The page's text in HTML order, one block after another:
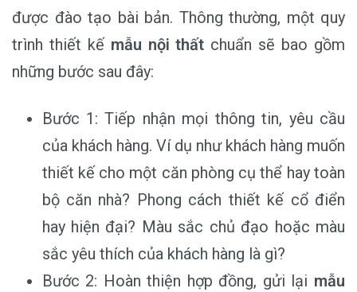
được đào tạo bài bản. Thông thường, một quy
trình thiết kế mẫu nội thất chuẩn sẽ bao gồm
những bước sau đây:
Bước 1: Tiếp nhận mọi thông tin, yêu cầu
của khách hàng. Ví dụ như khách hàng muốn
thiết kế cho một căn phòng cụ thể hay toàn
bộ căn nhà? Phong cách thiết kế cổ điển
hay hiện đại? Màu sắc chủ đạo hoặc màu
sắc yêu thích của khách hàng là gì?
Bước 2: Hoàn thiện hợp đồng, gửi lại mẫu